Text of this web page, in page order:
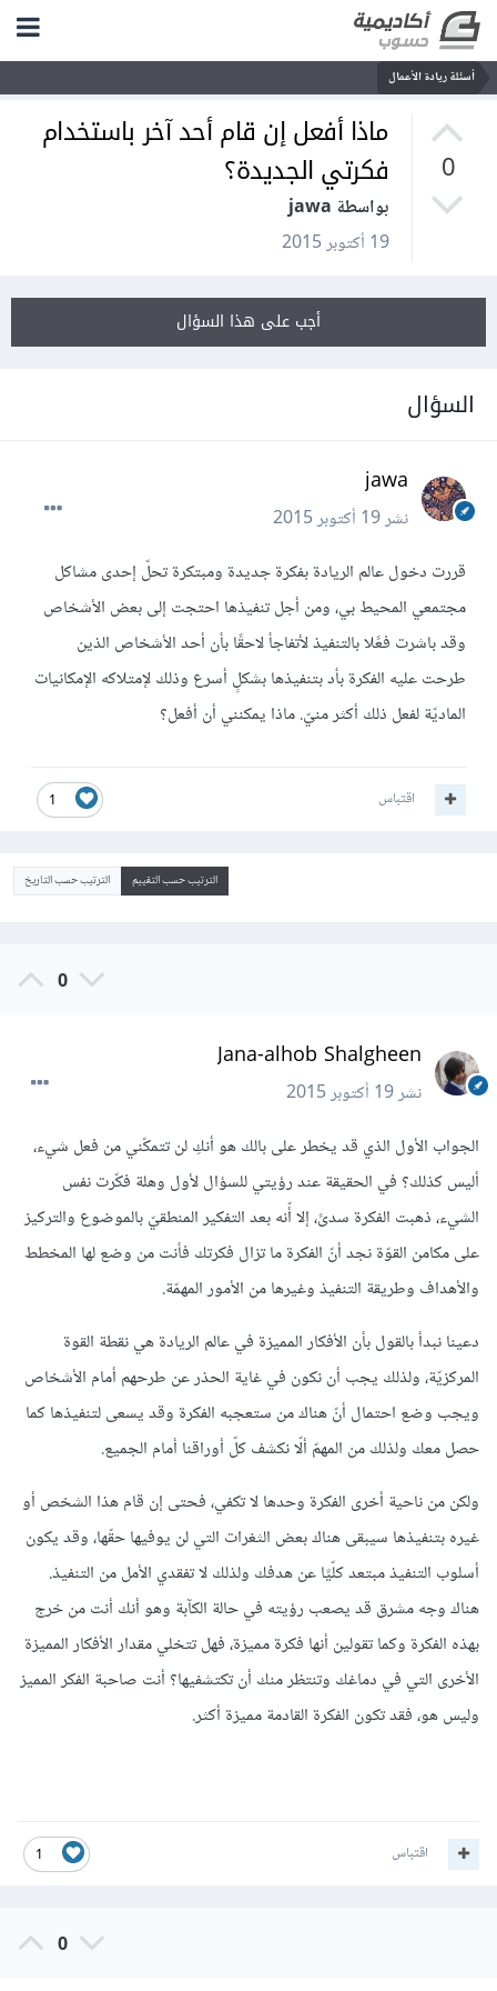
أسئلة ريادة الأعمال
0
ماذا أفعل إن قام أحد آخر باستخدام
فكرتي الجديدة؟
بواسطة jawa
19 أكتوبر 2015
أجب على هذا السؤال
السؤال
jawa
نشر19 أكتوبر 2015
قررت دخول عالم الريادة بفكرة جديدة ومبتكرة تحلّ إحدى مشاكل
مجتمعي المحيط بي، ومن أجل تنفيذها احتجت إلى بعض الأشخاص
وقد باشرت فعًلا بالتنفيذ لأتفاجأ لاحقًا بأن أحد الأشخاص الذين
طرحت عليه الفكرة بأد بتنفيذها بشكلٍ أسرع وذلك لإمتلاكه الإمكانيات
الماديّة لفعل ذلك أكثر منيّ. ماذا يمكنني أن أفعل؟
1 اقتباس
الترتيب حسب التقييم الترتيب حسب التاريخ
0
Jana-alhob Shalgheen
نشر19 أكتوبر 2015
الجواب الأول الذي قد يخطر على بالك هو أنكِ لن تتمكّني من فعل شيء،
أليس كذلك؟ في الحقيقة عند رؤيتي للسؤال لأول وهلة فكّرت نفس
الشيء، ذهبت الفكرة سدىً، إلا أّنه بعد التفكير المنطقيّ بالموضوع والتركيز
على مكامن القوّة نجد أنّ الفكرة ما تزال فكرتك فأنت من وضع لها المخطط
والأهداف وطريقة التنفيذ وغيرها من الأمور المهمّة.
دعينا نبدأ بالقول بأن الأفكار المميزة في عالم الريادة هي نقطة القوة
المركزيّة، ولذلك يجب أن نكون في غاية الحذر عن طرحهم أمام الأشخاص
ويجب وضع احتمال أنّ هناك من ستعجبه الفكرة وقد يسعى لتنفيذها كما
حصل معك ولذلك من المهمّ ألّا نكشف كلّ أوراقنا أمام الجميع.
ولكن من ناحية أخرى الفكرة وحدها لا تكفي، فحتى إن قام هذا الشخص أو
غيره بتنفيذها سيبقى هناك بعض الثغرات التي لن يوفيها حقّها، وقد يكون
أسلوب التنفيذ مبتعد كلّيًا عن هدفك ولذلك لا تفقدي الأمل من التنفيذ.
هناك وجه مشرق قد يصعب رؤيته في حالة الكآبة وهو أنك أنت من خرج
بهذه الفكرة وكما تقولين أنها فكرة مميزة، فهل تتخلي مقدار الأفكار المميزة
الأخرى التي في دماغك وتنتظر منك أن تكتشفيها؟ أنت صاحبة الفكر المميز
وليس هو، فقد تكون الفكرة القادمة مميزة أكثر.
1 اقتباس
0